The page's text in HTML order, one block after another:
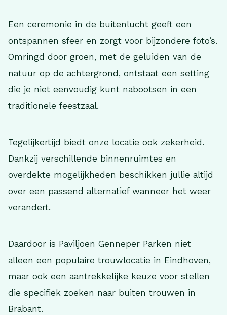
Een ceremonie in de buitenlucht geeft een
ontspannen sfeer en zorgt voor bijzondere foto’s.
Omringd door groen, met de geluiden van de
natuur op de achtergrond, ontstaat een setting
die je niet eenvoudig kunt nabootsen in een
traditionele feestzaal.
Tegelijkertijd biedt onze locatie ook zekerheid.
Dankzij verschillende binnenruimtes en
overdekte mogelijkheden beschikken jullie altijd
over een passend alternatief wanneer het weer
verandert.
Daardoor is Paviljoen Genneper Parken niet
alleen een populaire trouwlocatie in Eindhoven,
maar ook een aantrekkelijke keuze voor stellen
die specifiek zoeken naar buiten trouwen in
Brabant.